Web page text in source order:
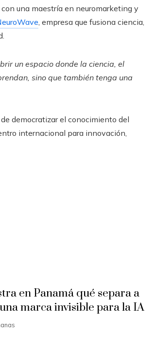
una maestría en neuromarketing y
, empresa que fusiona ciencia,
un espacio donde la ciencia, el
sino que también tenga una
democratizar el conocimiento del
internacional para innovación,
en Panamá qué separa a
marca invisible para la IA